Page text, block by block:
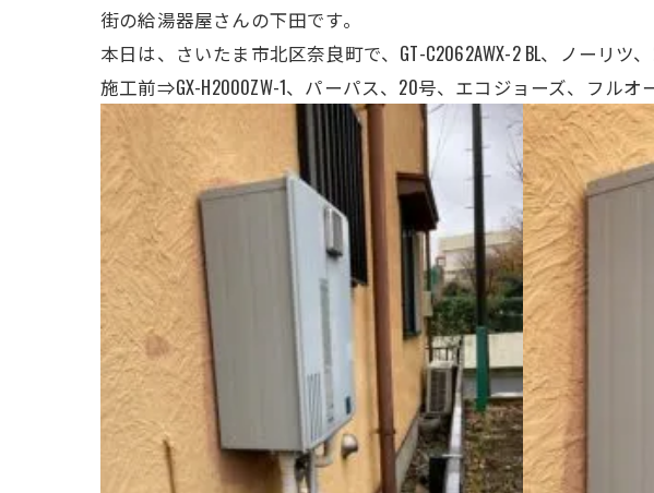
街の給湯器屋さんの下田です。
本日は、さいたま市北区奈良町で、GT-C2062AWX-2 BL、ノーリ
施工前⇒GX-H2000ZW-1、パーパス、 20号、エコジョーズ、フルオ